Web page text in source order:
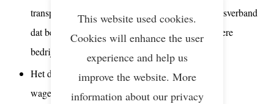
transportsector zoals DistriXL, een samenwerkingsverband
dat bestaat uit Westerman Logistics B.V. en 7 andere
bedrijven.
Het doorvoeren van een verjongingsslag van het
wagenpark, mede door gebruik van LZV’s.
This website used cookies.
Cookies will enhance the user
experience and help us
improve the website. More
information about our privacy